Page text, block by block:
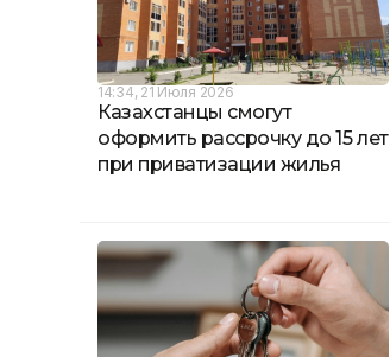
14:34, 21 Июля 2026
Казахстанцы смогут
оформить рассрочку до 15 лет
при приватизации жилья